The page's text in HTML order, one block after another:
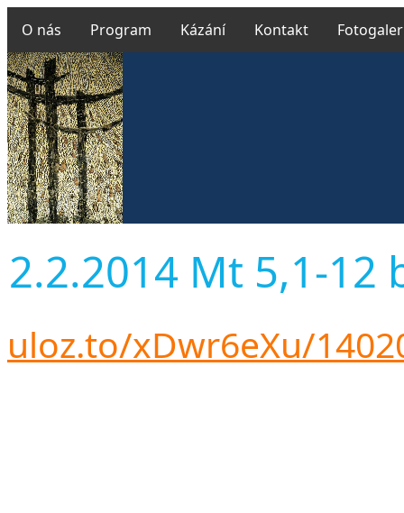
O nás Program Kázání Kontakt
2.2.2014 Mt 5,1-12
uloz.to/xDwr6eXu/